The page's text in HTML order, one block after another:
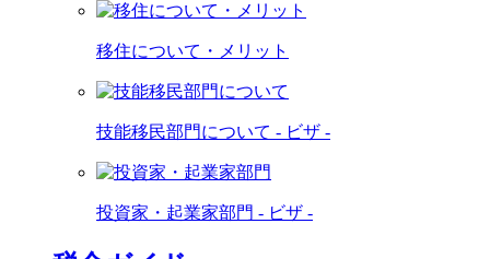
移住について・メリット
技能移民部門について - ビザ -
投資家・起業家部門 - ビザ -